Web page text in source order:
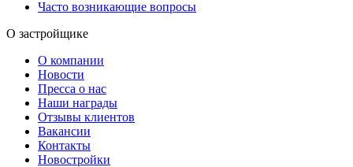
Часто возникающие вопросы
О застройщике
О компании
Новости
Пресса о нас
Наши награды
Отзывы клиентов
Вакансии
Контакты
Новостройки